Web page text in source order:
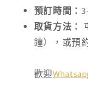
預訂時間：
取貨方法：
鐘），或預
歡迎